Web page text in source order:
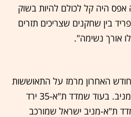
אפס היה קל לכולם להיות בשוק
בין שחקנים שצריכים תזרים
אורך נשימה".
האחרון מרמז על התאוששות
אפשרית בענף הנדל"ן המניב. בעוד שמדד ת"א-35 ירד
האחרון בכ-3%, מדד ת"א-מניב ישראל שמורכב